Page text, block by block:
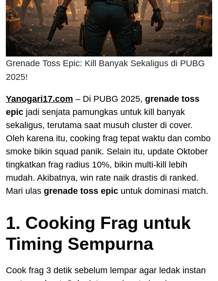
Grenade Toss Epic: Kill Banyak Sekaligus di PUBG
2025!
Yanogari17.com – Di PUBG 2025, grenade toss
epic jadi senjata pamungkas untuk kill banyak
sekaligus, terutama saat musuh cluster di cover.
Oleh karena itu, cooking frag tepat waktu dan combo
smoke bikin squad panik. Selain itu, update Oktober
tingkatkan frag radius 10%, bikin multi-kill lebih
mudah. Akibatnya, win rate naik drastis di ranked.
Mari ulas grenade toss epic untuk dominasi match.
1. Cooking Frag untuk
Timing Sempurna
Cook frag 3 detik sebelum lempar agar ledak instan